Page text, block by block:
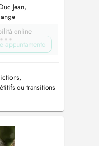
Jean,
online
appuntamento
ou transitions
temps de changer
PNL et
vous libérer
séré...